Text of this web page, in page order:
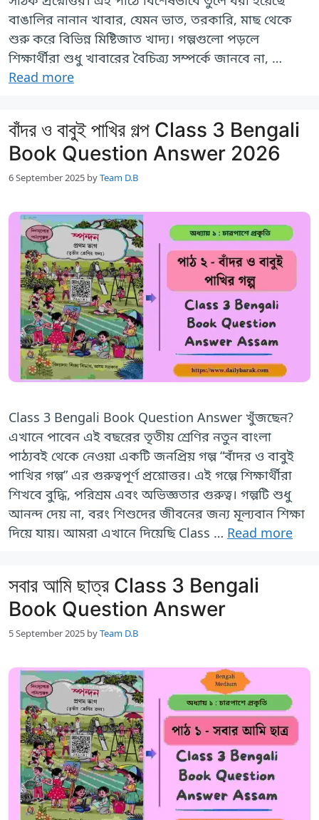
বাঙালির নানান খাবার, যেমন ভাত, তরকারি, মাছ থেকে
শুরু করে বিভিন্ন মিষ্টিজাত খাদ্য। গল্পগুলো পড়লে
শিক্ষার্থীরা শুধু খাবারের বৈচিত্র্য সম্পর্কে জানবে না, …
Read more
বাঁদর ও বাবুই পাখির গল্প Class 3 Bengali
Book Question Answer 2026
6 September 2025 byTeam D.B
Class 3 Bengali Book Question Answer খুঁজছেন?
এখানে পাবেন এই বছরের তৃতীয় শ্রেণির নতুন বাংলা
পাঠ্যবই থেকে নেওয়া একটি জনপ্রিয় গল্প “বাঁদর ও বাবুই
পাখির গল্প” এর গুরুত্বপূর্ণ প্রশ্নোত্তর। এই গল্পে শিক্ষার্থীরা
শিখবে বুদ্ধি, পরিশ্রম এবং অভিজ্ঞতার গুরুত্ব। গল্পটি শুধু
আনন্দ দেয় না, বরং শিশুদের জীবনের জন্য মূল্যবান শিক্ষা
দিয়ে যায়। আমরা এখানে দিয়েছি Class … Read more
সবার আমি ছাত্র Class 3 Bengali
Book Question Answer
5 September 2025 byTeam D.B